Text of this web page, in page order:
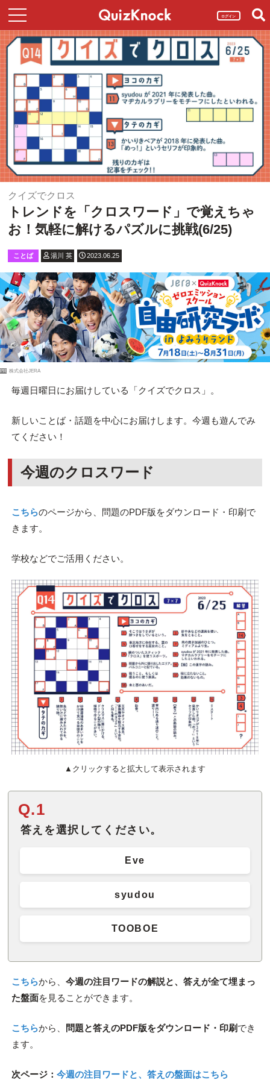
ログイン
クイズでクロス
トレンドを「クロスワード」で覚えちゃ
お！気軽に解けるパズルに挑戦(6/25)
ことば 湯川 英 2023.06.25
PR 株式会社JERA
毎週日曜日にお届けしている「クイズでクロス」。
新しいことば・話題を中心にお届けします。今週も遊んでみ
てください！
今週のクロスワード
こちらのページから、問題のPDF版をダウンロード・印刷で
きます。
学校などでご活用ください。
▲クリックすると拡大して表示されます
Q.1
答えを選択してください。
Eve
syudou
TOOBOE
こちらから、 今週の注目ワードの解説と、答えが全て埋まっ
た盤面を見ることができます。
こちらから、 問題と答えのPDF版をダウンロード・印刷でき
ます。
次ページ： 今週の注目ワードと、答えの盤面はこちら